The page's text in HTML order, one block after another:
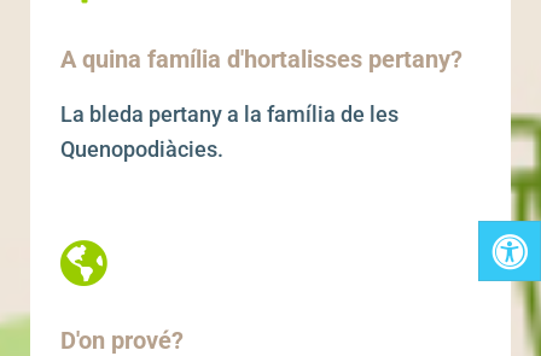
A quina família d'hortalisses pertany?
La bleda pertany a la família de les
Quenopodiàcies.
D'on prové?